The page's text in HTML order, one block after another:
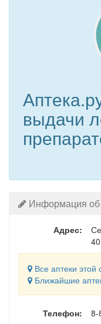
выдачи
Информация об
Адрес:
40
Все аптеки этой
Ближайшие
Телефон:
8-